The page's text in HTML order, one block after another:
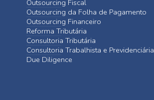
Outsourcing Fiscal
Outsourcing da Folha de Pagamento
Outsourcing Financeiro
Reforma Tributária
Consultoria Tributária
Consultoria Trabalhista e Previdenciária
Due Diligence